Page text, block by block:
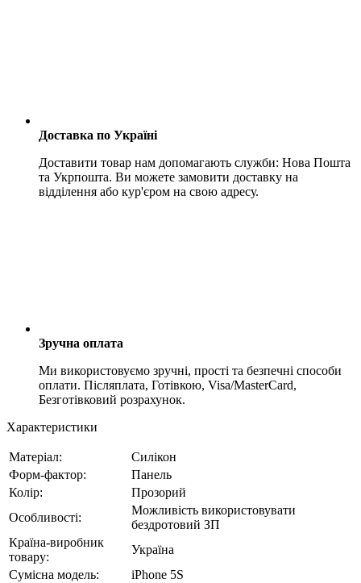
Доставка по Україні
Доставити товар нам допомагають служби: Нова Пошта
та Укрпошта. Ви можете замовити доставку на
відділення або кур'єром на свою адресу.
Зручна оплата
Ми використовуємо зручні, прості та безпечні способи
оплати. Післяплата, Готівкою, Visa/MasterCard,
Безготівковий розрахунок.
Характеристики
Матеріал:
Силікон
Форм-фактор:
Панель
Колір:
Прозорий
Особливості:
Можливість використовувати
бездротовий ЗП
Країна-виробник
товару:
Україна
Сумісна модель:
iPhone 5S